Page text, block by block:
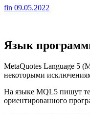
fin 09.05.2022
Язык
MetaQuotes Language 5
некоторыми
На языке MQL5 пишут
ориентированного